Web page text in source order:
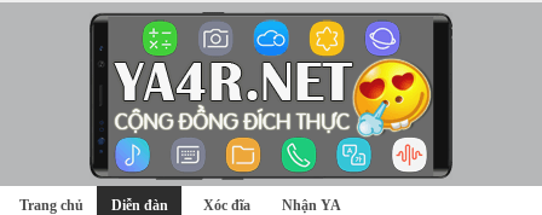
Trang chủ Diễn đàn Xóc đĩa Nhận YA